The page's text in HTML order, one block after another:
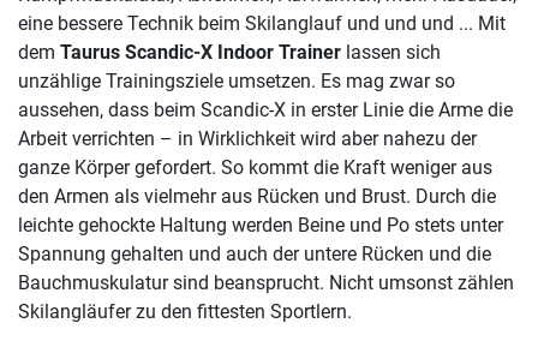
eine bessere Technik beim Skilanglauf und und und ... Mit
dem Taurus Scandic-X Indoor Trainer lassen sich
unzählige Trainingsziele umsetzen. Es mag zwar so
aussehen, dass beim Scandic-X in erster Linie die Arme die
Arbeit verrichten – in Wirklichkeit wird aber nahezu der
ganze Körper gefordert. So kommt die Kraft weniger aus
den Armen als vielmehr aus Rücken und Brust. Durch die
leichte gehockte Haltung werden Beine und Po stets unter
Spannung gehalten und auch der untere Rücken und die
Bauchmuskulatur sind beansprucht. Nicht umsonst zählen
Skilangläufer zu den fittesten Sportlern.